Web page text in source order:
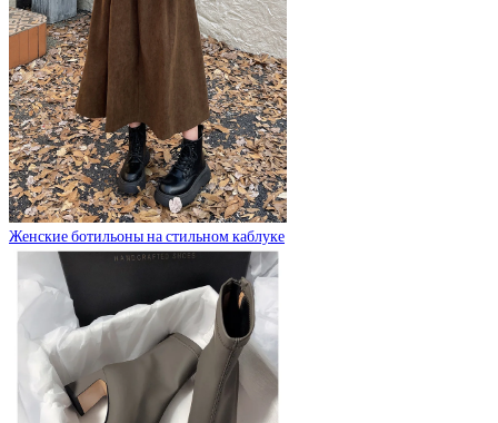
Женские ботильоны на стильном каблуке